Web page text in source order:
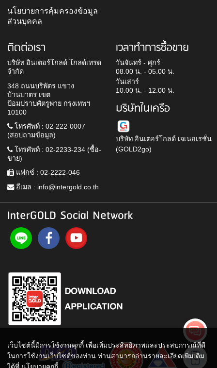
นโยบายการคุ้มครองข้อมูล
ส่วนบุคคล
ติดต่อเรา
บริษัท อินเตอร์โกลด์ โกลด์เทรด
จำกัด
348 ถนนบริพัตร แขวง
บ้านบาตร เขต
ป้อมปราบศัตรูพ่าย กรุงเทพฯ
10100
โทรศัพท์ : 02-222-0007
(สอบถามข้อมูล)
โทรศัพท์ : 02-2233-234 (ซื้อ-
ขาย)
แฟกซ์ : 02-2222-046
อีเมล : info@intergold.co.th
เวลาทำการซื้อขาย
วันจันทร์ - ศุกร์
08.00 น. - 05.00 น.
วันเสาร์
10.00 น. - 12.00 น.
บริษัทในเครือ
บริษัท อินเตอร์โกลด์ เจเนอเรชั่น
(GOLD2go)
InterGOLD Social Network
เว็บไซต์นี้มีการใช้งานคุกกี้ เพื่อเพิ่มประสิทธิภาพและประสบการณ์ที่ดี
ในการใช้งานเว็บไซต์ของท่าน ท่านสามารถอ่านรายละเอียดเพิ่มเติม